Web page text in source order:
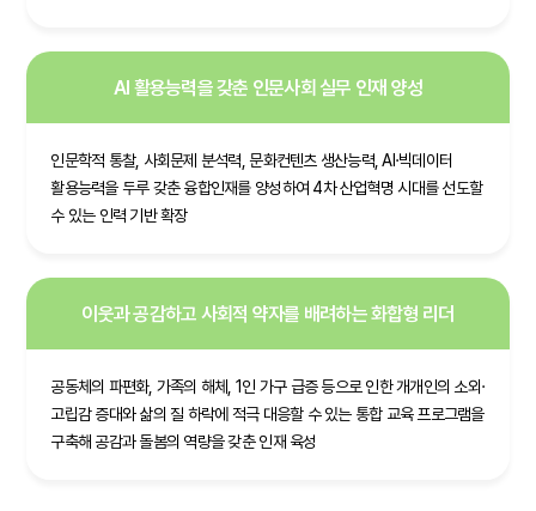
AI 활용능력을 갖춘 인문사회 실무 인재 양성
인문학적 통찰, 사회문제 분석력, 문화컨텐츠 생산능력, AI·빅데이터
활용능력을 두루 갖춘 융합인재를 양성하여 4차 산업혁명 시대를 선도할
수 있는 인력 기반 확장
이웃과 공감하고 사회적 약자를 배려하는 화합형 리더
공동체의 파편화, 가족의 해체, 1인 가구 급증 등으로 인한 개개인의 소외·
고립감 증대와 삶의 질 하락에 적극 대응할 수 있는 통합 교육 프로그램을
구축해 공감과 돌봄의 역량을 갖춘 인재 육성